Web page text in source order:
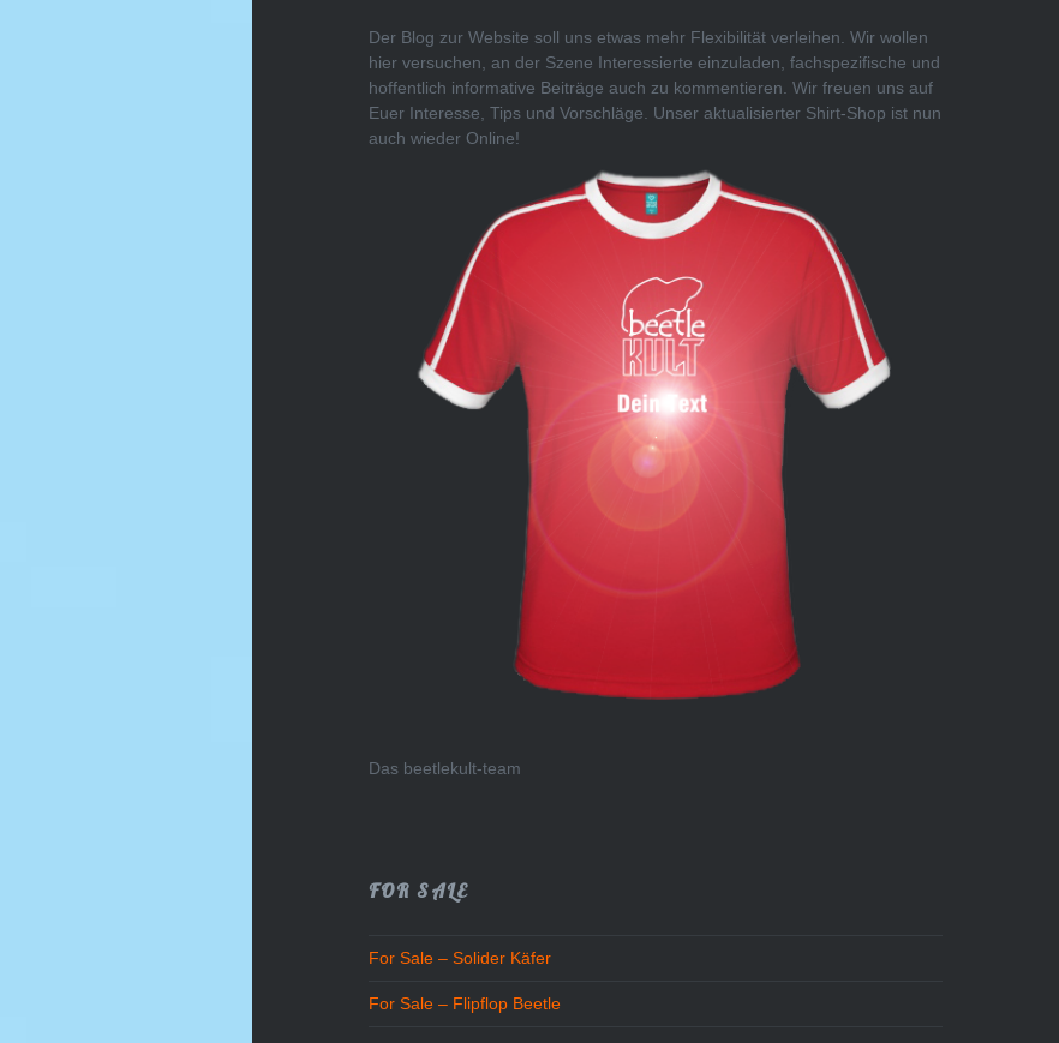
Der Blog zur Website soll uns etwas mehr Flexibilität verleihen. Wir wollen
hier versuchen, an der Szene Interessierte einzuladen, fachspezifische und
hoffentlich informative Beiträge auch zu kommentieren. Wir freuen uns auf
Euer Interesse, Tips und Vorschläge. Unser aktualisierter Shirt-Shop ist nun
auch wieder Online!
Das beetlekult-team
FOR SALE
For Sale – Solider Käfer
For Sale – Flipflop Beetle